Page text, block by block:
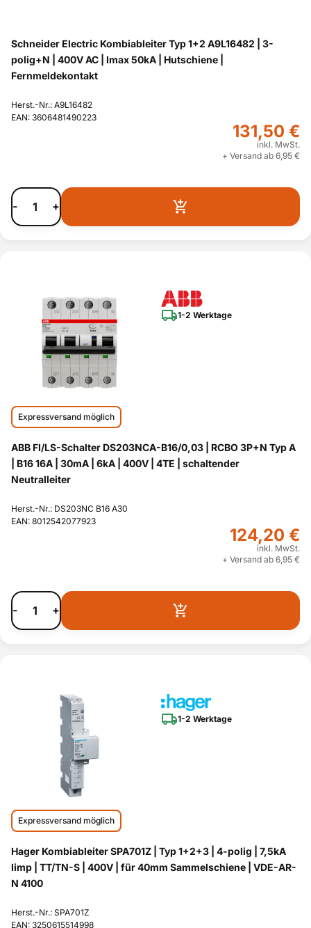
Schneider Electric Kombiableiter Typ 1+2 A9L16482 | 3-
polig+N | 400V AC | Imax 50kA | Hutschiene |
Fernmeldekontakt
Herst.-Nr.: A9L16482
EAN: 3606481490223
131,50 €
inkl. MwSt.
+ Versand ab 6,95 €
- +
1-2 Werktage
Expressversand möglich
ABB FI/LS-Schalter DS203NCA-B16/0,03 | RCBO 3P+N Typ A
| B16 16A | 30mA | 6kA | 400V | 4TE | schaltender
Neutralleiter
Herst.-Nr.: DS203NC B16 A30
EAN: 8012542077923
124,20 €
inkl. MwSt.
+ Versand ab 6,95 €
- +
1-2 Werktage
Expressversand möglich
Hager Kombiableiter SPA701Z | Typ 1+2+3 | 4-polig | 7,5kA
Iimp | TT/TN-S | 400V | für 40mm Sammelschiene | VDE-AR-
N 4100
Herst.-Nr.: SPA701Z
EAN: 3250615514998